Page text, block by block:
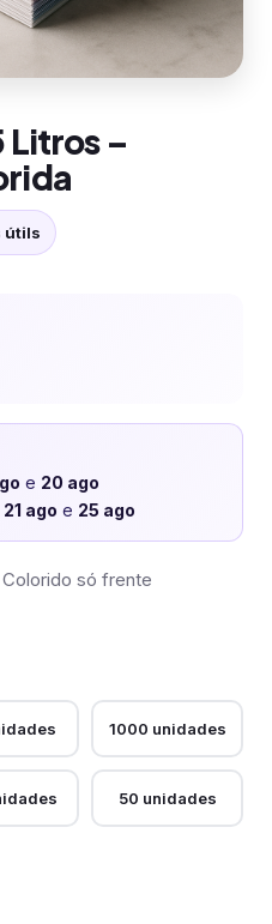
Litros –
útils
e 20 ago
21 ago e 25 ago
Colorido só frente
1000 unidades
50 unidades